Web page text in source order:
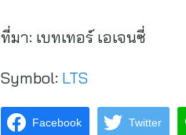
ที่มา: เบทเทอร์ เอเจนซี่
Symbol: LTS
Facebook Twitter